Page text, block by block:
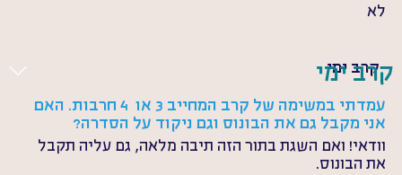
לא
קרב ימי
קרב ימי
עמדתי במשימה של קרב המחייב 3 או  4 חרבות. האם
אני מקבל גם את הבונוס וגם ניקוד על הסדרה?
וודאי! ואם השגת בתור הזה תיבה מלאה, גם עליה תקבל
את הבונוס.